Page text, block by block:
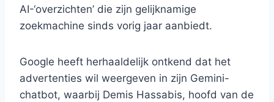
AI-‘overzichten’ die zijn gelijknamige
zoekmachine sinds vorig jaar aanbiedt.
Google heeft herhaaldelijk ontkend dat het
advertenties wil weergeven in zijn Gemini-
chatbot, waarbij Demis Hassabis, hoofd van de